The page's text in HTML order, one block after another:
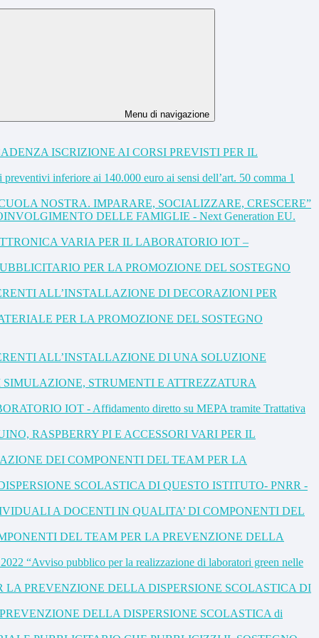
Menu di navigazione
ISCRIZIONE AI CORSI PREVISTI PER IL
inferiore ai 140.000 euro ai sensi dell’art. 50 comma 1
NOSTRA. IMPARARE, SOCIALIZZARE, CRESCERE”
DELLE FAMIGLIE - Next Generation EU.
VARIA PER IL LABORATORIO IOT –
PER LA PROMOZIONE DEL SOSTEGNO
ALL’INSTALLAZIONE DI DECORAZIONI PER
PER LA PROMOZIONE DEL SOSTEGNO
ALL’INSTALLAZIONE DI UNA SOLUZIONE
STRUMENTI E ATTREZZATURA
IOT - Affidamento diretto su MEPA tramite Trattativa
RASPBERRY PI E ACCESSORI VARI PER IL
DEI COMPONENTI DEL TEAM PER LA
SCOLASTICA DI QUESTO ISTITUTO- PNRR -
A DOCENTI IN QUALITA’ DI COMPONENTI DEL
DEL TEAM PER LA PREVENZIONE DELLA
“Avviso pubblico per la realizzazione di laboratori green nelle
PREVENZIONE DELLA DISPERSIONE SCOLASTICA DI
PREVENZIONE DELLA DISPERSIONE SCOLASTICA di